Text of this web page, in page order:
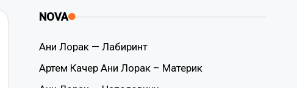
NOVA
Ани Лорак — Лабиринт
Артем Качер Ани Лорак – Материк